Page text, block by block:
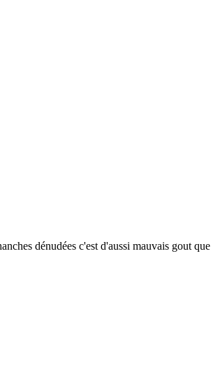
dénudées c'est d'aussi mauvais gout que